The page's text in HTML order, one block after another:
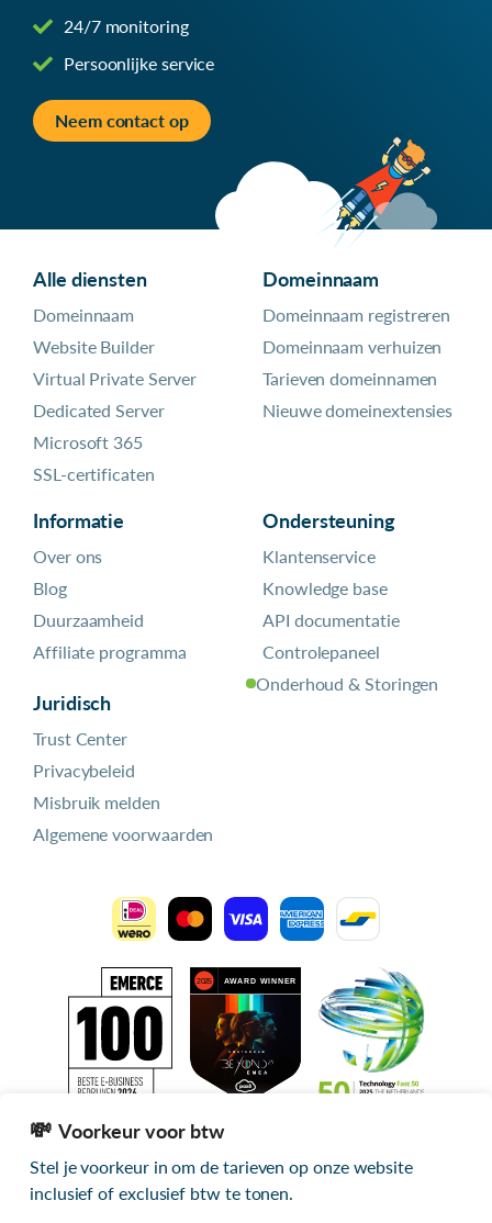
24/7 monitoring
Persoonlijke service
Neem contact op
Alle diensten
Domeinnaam
Website Builder
Virtual Private Server
Dedicated Server
Microsoft 365
SSL-certificaten
Domeinnaam
Domeinnaam registreren
Domeinnaam verhuizen
Tarieven domeinnamen
Nieuwe domeinextensies
Informatie
Over ons
Blog
Duurzaamheid
Affiliate programma
Juridisch
Trust Center
Privacybeleid
Misbruik melden
Algemene voorwaarden
Ondersteuning
Klantenservice
Knowledge base
API documentatie
Controlepaneel
Onderhoud & Storingen
Alle getoonde prijzen zijn exclusief btw
Voorkeur voor btw
Stel je voorkeur in om de tarieven op onze website
inclusief of exclusief btw te tonen.